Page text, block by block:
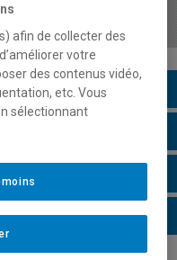
services)
afin de collecter des
votre
des contenus vidéo,
etc. Vous
sélectionnant